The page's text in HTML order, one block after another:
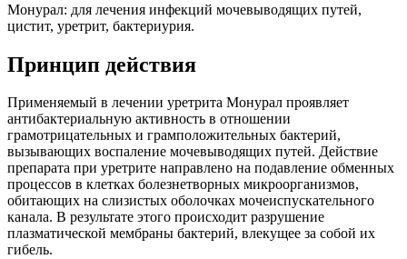
Монурал: для лечения инфекций мочевыводящих путей,
цистит, уретрит, бактериурия.
Принцип действия
Применяемый в лечении уретрита Монурал проявляет
антибактериальную активность в отношении
грамотрицательных и грамположительных бактерий,
вызывающих воспаление мочевыводящих путей. Действие
препарата при уретрите направлено на подавление обменных
процессов в клетках болезнетворных микроорганизмов,
обитающих на слизистых оболочках мочеиспускательного
канала. В результате этого происходит разрушение
плазматической мембраны бактерий, влекущее за собой их
гибель.